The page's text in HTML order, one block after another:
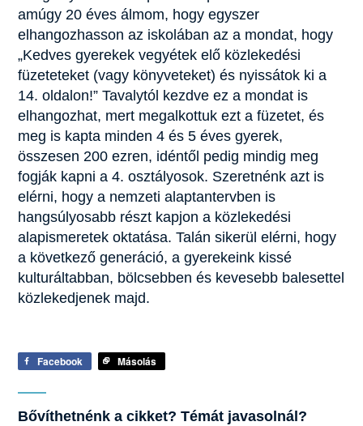
amúgy 20 éves álmom, hogy egyszer
elhangozhasson az iskolában az a mondat, hogy
„Kedves gyerekek vegyétek elő közlekedési
füzeteteket (vagy könyveteket) és nyissátok ki a
14. oldalon!” Tavalytól kezdve ez a mondat is
elhangozhat, mert megalkottuk ezt a füzetet, és
meg is kapta minden 4 és 5 éves gyerek,
összesen 200 ezren, idéntől pedig mindig meg
fogják kapni a 4. osztályosok. Szeretnénk azt is
elérni, hogy a nemzeti alaptantervben is
hangsúlyosabb részt kapjon a közlekedési
alapismeretek oktatása. Talán sikerül elérni, hogy
a következő generáció, a gyerekeink kissé
kulturáltabban, bölcsebben és kevesebb balesettel
közlekedjenek majd.
Facebook Másolás
Bővíthetnénk a cikket? Témát javasolnál?